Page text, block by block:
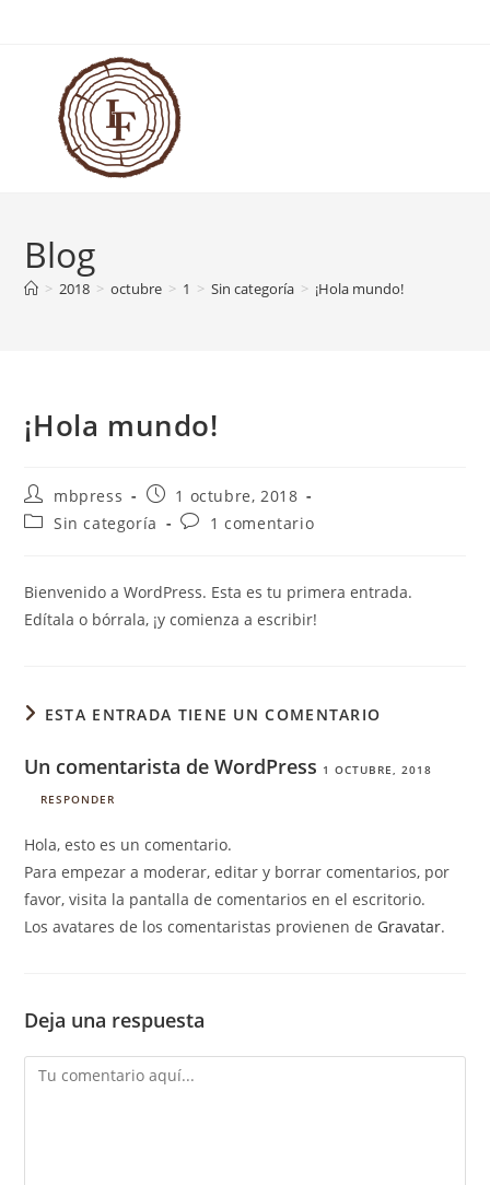
Blog
> 2018 > octubre > 1 > Sin categoría > ¡Hola mundo!
¡Hola mundo!
mbpress
1 octubre, 2018
Sin categoría
1 comentario
Bienvenido a WordPress. Esta es tu primera entrada.
Edítala o bórrala, ¡y comienza a escribir!
ESTA ENTRADA TIENE UN COMENTARIO
Un comentarista de WordPress 1 OCTUBRE, 2018
RESPONDER
Hola, esto es un comentario.
Para empezar a moderar, editar y borrar comentarios, por
favor, visita la pantalla de comentarios en el escritorio.
Los avatares de los comentaristas provienen de Gravatar.
Deja una respuesta